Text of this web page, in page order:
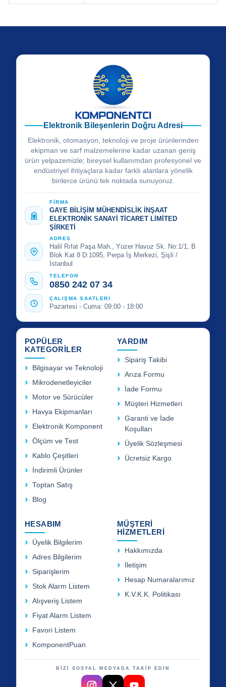
Elektronik Bileşenlerin Doğru Adresi
Elektronik, otomasyon, teknoloji ve proje ürünlerinden
ekipman ve sarf malzemelerine kadar uzanan geniş
ürün yelpazemizle; bireysel kullanımdan profesyonel ve
endüstriyel ihtiyaçlara kadar farklı alanlara yönelik
binlerce ürünü tek noktada sunuyoruz.
FİRMA
GAYE BİLİŞİM MÜHENDİSLİK İNŞAAT
ELEKTRONİK SANAYİ TİCARET LİMİTED
ŞİRKETİ
ADRES
Halil Rıfat Paşa Mah., Yüzer Havuz Sk. No:1/1, B
Blok Kat 8 D:1095, Perpa İş Merkezi, Şişli /
İstanbul
TELEFON
0850 242 07 34
ÇALIŞMA SAATLERİ
Pazartesi - Cuma: 09:00 - 18:00
POPÜLER
KATEGORİLER
Bilgisayar ve Teknoloji
Mikrodenetleyiciler
Motor ve Sürücüler
Havya Ekipmanları
Elektronik Komponent
Ölçüm ve Test
Kablo Çeşitleri
İndirimli Ürünler
Toptan Satış
Blog
YARDIM
Sipariş Takibi
Arıza Formu
İade Formu
Müşteri Hizmetleri
Garanti ve İade
Koşulları
Üyelik Sözleşmesi
Ücretsiz Kargo
HESABIM
Üyelik Bilgilerim
Adres Bilgilerim
Siparişlerim
Stok Alarm Listem
Alışveriş Listem
Fiyat Alarm Listem
Favori Listem
KomponentPuan
MÜŞTERİ
HİZMETLERİ
Hakkımızda
İletişim
Hesap Numaralarımız
K.V.K.K. Politikası
BİZİ SOSYAL MEDYADA TAKİP EDİN